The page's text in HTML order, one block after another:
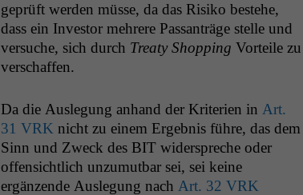
geprüft wer­den müsse, da das Risiko beste­he,
dass ein Investor mehrere Pas­santräge stelle und
ver­suche, sich durch Treaty Shop­ping Vorteile zu
verschaffen.
Da die Ausle­gung anhand der Kri­te­rien in Art.
31 VRK nicht zu einem Ergeb­nis führe, das dem
Sinn und Zweck des BITwider­spreche oder
offen­sichtlich unzu­mut­bar sei, sei keine
ergänzende Ausle­gung nach Art. 32 VRK